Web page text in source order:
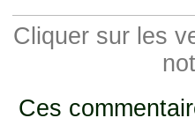
Cliquer sur les
Ces